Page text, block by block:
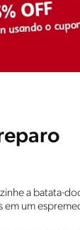
a batata-
em um